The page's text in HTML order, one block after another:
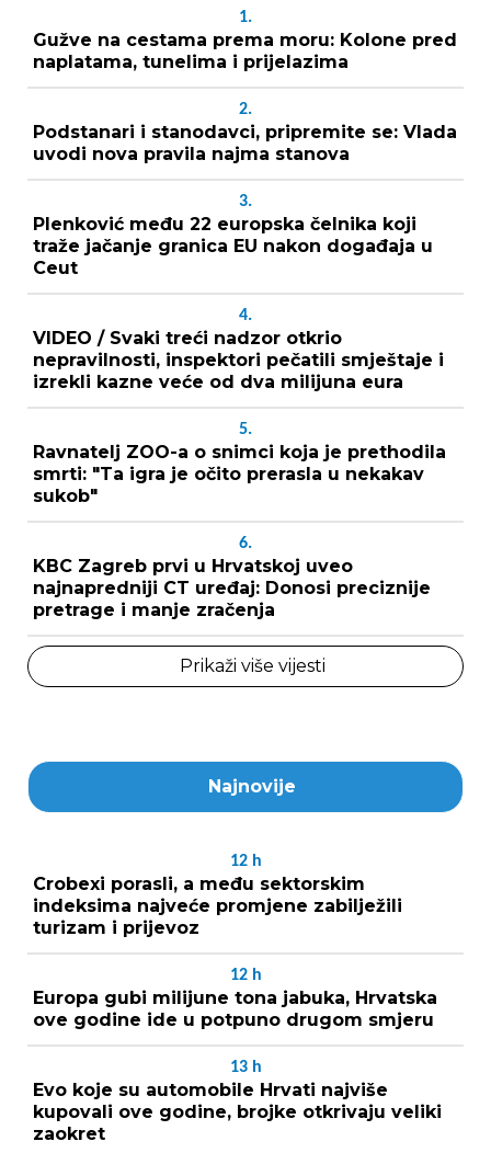
1.
Gužve na cestama prema moru: Kolone pred
naplatama, tunelima i prijelazima
2.
Podstanari i stanodavci, pripremite se: Vlada
uvodi nova pravila najma stanova
3.
Plenković među 22 europska čelnika koji
traže jačanje granica EU nakon događaja u
Ceut
4.
VIDEO / Svaki treći nadzor otkrio
nepravilnosti, inspektori pečatili smještaje i
izrekli kazne veće od dva milijuna eura
5.
Ravnatelj ZOO-a o snimci koja je prethodila
smrti: "Ta igra je očito prerasla u nekakav
sukob"
6.
KBC Zagreb prvi u Hrvatskoj uveo
najnapredniji CT uređaj: Donosi preciznije
pretrage i manje zračenja
Prikaži više vijesti
Najnovije
12 h
Crobexi porasli, a među sektorskim
indeksima najveće promjene zabilježili
turizam i prijevoz
12 h
Europa gubi milijune tona jabuka, Hrvatska
ove godine ide u potpuno drugom smjeru
13 h
Evo koje su automobile Hrvati najviše
kupovali ove godine, brojke otkrivaju veliki
zaokret